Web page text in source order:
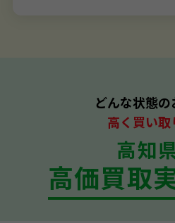
どんな状態の
高く買い取
高知
高価買取